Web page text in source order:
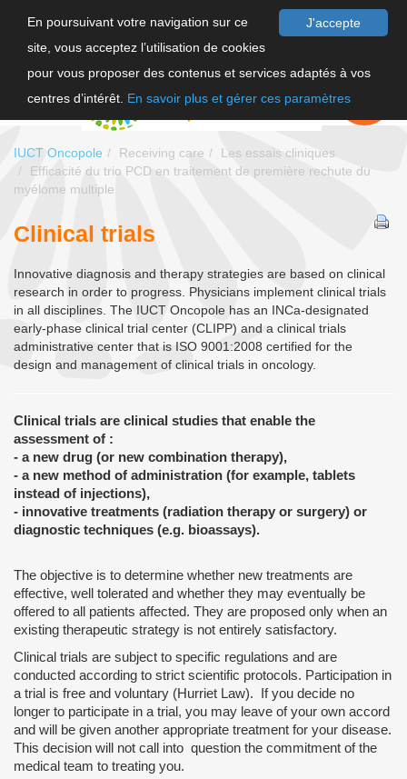
J'accepte
En poursuivant votre navigation sur ce
site, vous acceptez l’utilisation de cookies
pour vous proposer des contenus et services adaptés à vos
centres d’intérêt. En savoir plus et gérer ces paramètres
FAIRE UN
DON
IUCT Oncopole Receiving care
Les essais cliniques
Efficacité du trio PCD en traitement de première rechute du
myélome multiple
Clinical trials
Innovative diagnosis and therapy strategies are based on clinical
research in order to progress. Physicians implement clinical trials
in all disciplines. The IUCT Oncopole has an INCa-designated
early-phase clinical trial center (CLIPP) and a clinical trials
administrative center that is ISO 9001:2008 certified for the
design and management of clinical trials in oncology.
Clinical trials are clinical studies that enable the
assessment of :
- a new drug (or new combination therapy),
- a new method of administration (for example, tablets
instead of injections),
- innovative treatments (radiation therapy or surgery) or
diagnostic techniques (e.g. bioassays).
The objective is to determine whether new treatments are
effective, well tolerated and whether they may eventually be
offered to all patients affected. They are proposed only when an
existing therapeutic strategy is not entirely satisfactory.
Clinical trials are subject to specific regulations and are
conducted according to strict scientific protocols. Participation in
a trial is free and voluntary (Hurriet Law). If you decide no
longer to participate in a trial, you may leave of your own accord
and will be given another appropriate treatment for your disease.
This decision will not call into question the commitment of the
medical team to treating you.